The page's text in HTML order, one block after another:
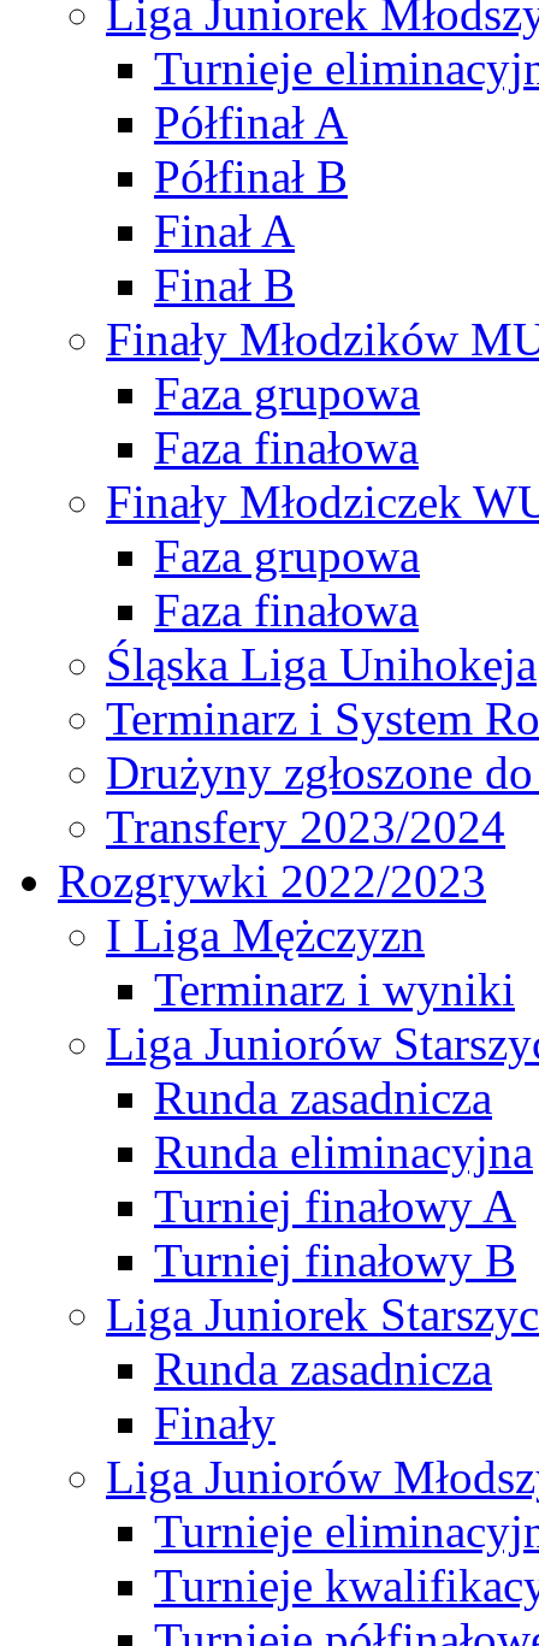
Liga Juniorek
Turnieje
Półfinał A
Półfinał B
Finał A
Finał B
Finały Młodzików
Faza grupowa
Faza finałowa
Finały Młodziczek
Faza grupowa
Faza finałowa
Śląska Liga Unihokeja
Terminarz i System
Drużyny zgłoszone
Transfery 2023/2024
Rozgrywki 2022/2023
I Liga Mężczyzn
Terminarz i wyniki
Liga Juniorów
Runda zasadnicza
Runda eliminacyjna
Turniej finałowy A
Turniej finałowy B
Liga Juniorek
Runda zasadnicza
Finały
Liga Juniorów
Turnieje
Turnieje